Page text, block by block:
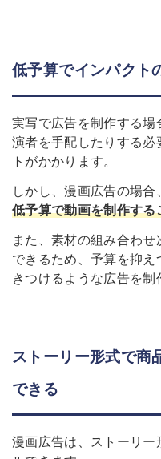
低予算でインパクト
実写で広告を制作する場
演者を手配したりする
トがかかります。
しかし、漫画広告の場合、
低予算で動画を制作する
また、素材の組み合わ
できるため、予算を抑
きつけるような広告を制
ストーリー形式で商
できる
漫画広告は、ストーリ